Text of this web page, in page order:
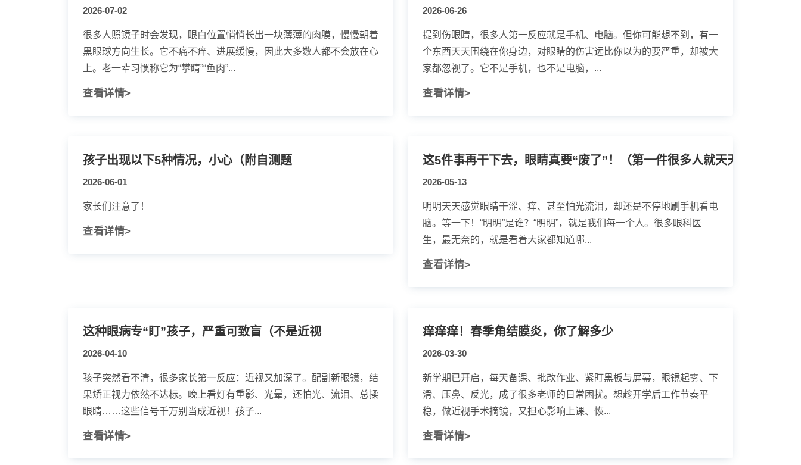
2026-07-02
很多人照镜子时会发现，眼白位置悄悄长出一块薄薄的肉膜，慢慢朝着
黑眼球方向生长。它不痛不痒、进展缓慢，因此大多数人都不会放在心
上。老一辈习惯称它为“攀睛”“鱼肉”...
查看详情>
2026-06-26
提到伤眼睛，很多人第一反应就是手机、电脑。但你可能想不到，有一
个东西天天围绕在你身边，对眼睛的伤害远比你以为的要严重，却被大
家都忽视了。它不是手机，也不是电脑，...
查看详情>
孩子出现以下5种情况，小心（附自测题
2026-06-01
家长们注意了！
查看详情>
这5件事再干下去，眼睛真要“废了”！（第一件很多人就天天做
2026-05-13
明明天天感觉眼睛干涩、痒、甚至怕光流泪，却还是不停地刷手机看电
脑。等一下！“明明”是谁？“明明”，就是我们每一个人。很多眼科医
生，最无奈的，就是看着大家都知道哪...
查看详情>
这种眼病专“盯”孩子，严重可致盲（不是近视
2026-04-10
孩子突然看不清，很多家长第一反应：近视又加深了。配副新眼镜，结
果矫正视力依然不达标。晚上看灯有重影、光晕，还怕光、流泪、总揉
眼睛……这些信号千万别当成近视！孩子...
查看详情>
痒痒痒！春季角结膜炎，你了解多少
2026-03-30
新学期已开启，每天备课、批改作业、紧盯黑板与屏幕，眼镜起雾、下
滑、压鼻、反光，成了很多老师的日常困扰。想趁开学后工作节奏平
稳，做近视手术摘镜，又担心影响上课、恢...
查看详情>